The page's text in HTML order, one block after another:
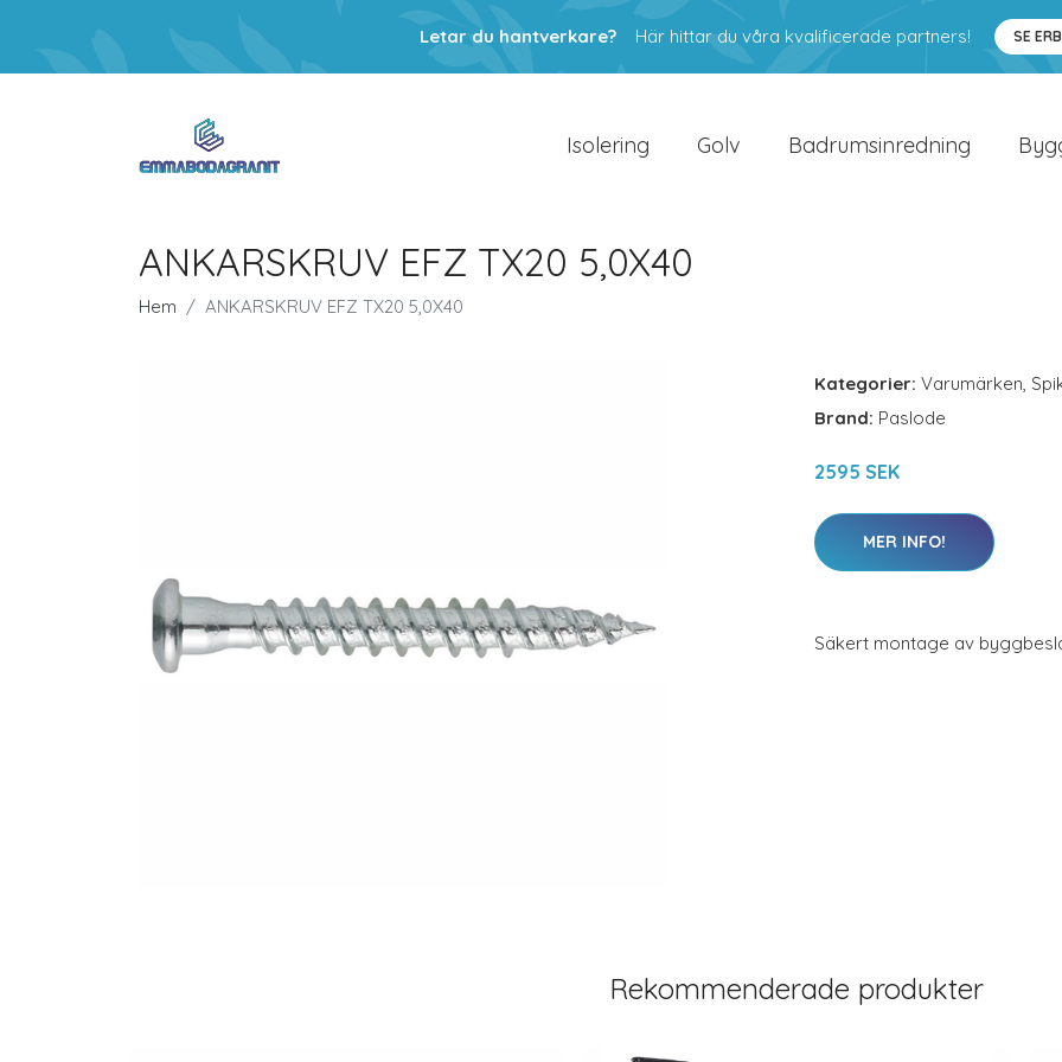
Letar du hantverkare? Här hittar du våra kvalificerade partners! SE
Isolering Golv Badrumsinredning
ANKARSKRUV EFZ TX20 5,0X40
Hem ANKARSKRUV EFZ TX20 5,0X40
Kategorier: Varumärken,
Brand: Paslode
2595 SEK
MER INFO!
Säkert montage av
Rekommenderade produkter